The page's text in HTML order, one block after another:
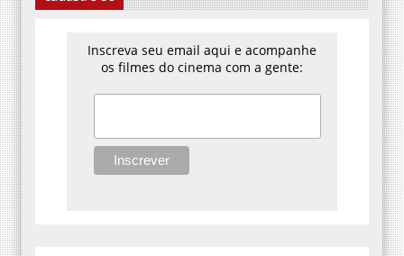
os filmes do cinema com a gente: